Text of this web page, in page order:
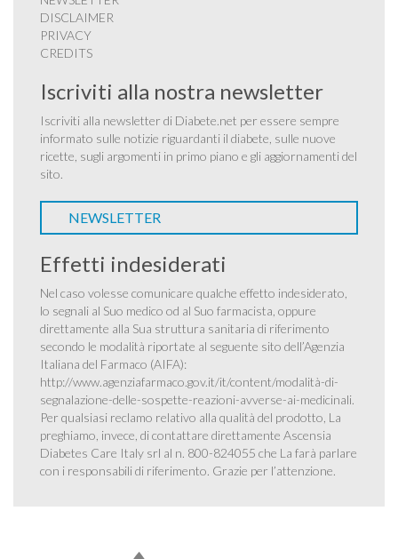
DISCLAIMER
PRIVACY
CREDITS
Iscriviti alla nostra newsletter
Iscriviti alla newsletter di Diabete.net per essere sempre
informato sulle notizie riguardanti il diabete, sulle nuove
ricette, sugli argomenti in primo piano e gli aggiornamenti del
sito.
NEWSLETTER
Effetti indesiderati
Nel caso volesse comunicare qualche effetto indesiderato,
lo segnali al Suo medico od al Suo farmacista, oppure
direttamente alla Sua struttura sanitaria di riferimento
secondo le modalità riportate al seguente sito dell’Agenzia
Italiana del Farmaco (AIFA):
http://www.agenziafarmaco.gov.it/it/content/modalità-di-
segnalazione-delle-sospette-reazioni-avverse-ai-medicinali.
Per qualsiasi reclamo relativo alla qualità del prodotto, La
preghiamo, invece, di contattare direttamente Ascensia
Diabetes Care Italy srl al n. 800-824055 che La farà parlare
con i responsabili di riferimento. Grazie per l’attenzione.